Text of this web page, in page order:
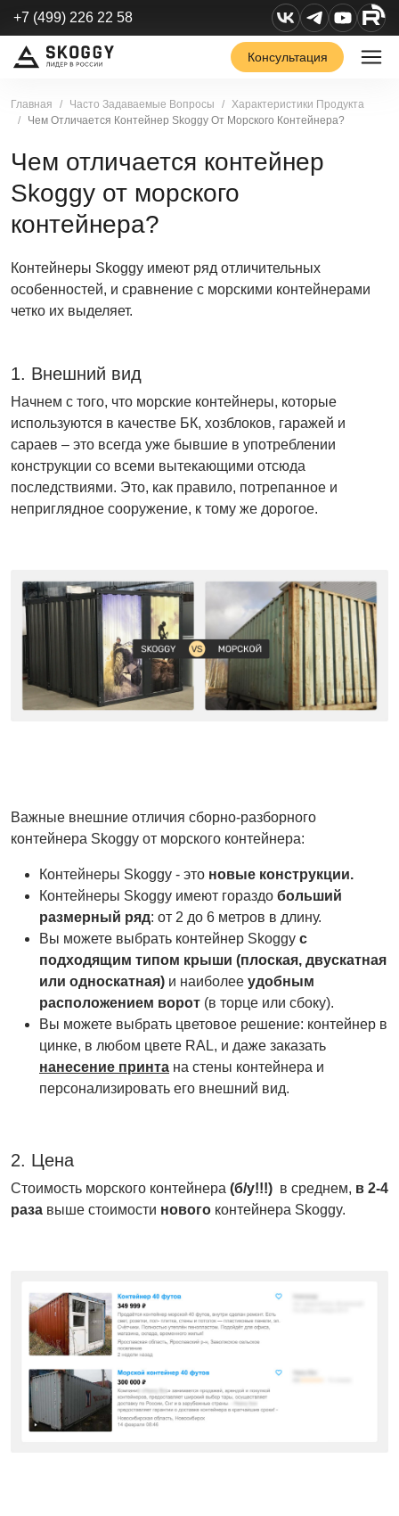
+7 (499) 226 22 58
Консультация
Главная Часто Задаваемые Вопросы
Характеристики Продукта
Чем Отличается Контейнер Skoggy От Морского Контейнера?
Чем отличается контейнер
Skoggy от морского
контейнера?
Контейнеры Skoggy имеют ряд отличительных
особенностей, и сравнение с морскими контейнерами
четко их выделяет.
1. Внешний вид
Начнем с того, что морские контейнеры, которые
используются в качестве БК, хозблоков, гаражей и
сараев – это всегда уже бывшие в употреблении
конструкции со всеми вытекающими отсюда
последствиями. Это, как правило, потрепанное и
неприглядное сооружение, к тому же дорогое.
Важные внешние отличия сборно-разборного
контейнера Skoggy от морского контейнера:
Контейнеры Skoggy - это новые конструкции.
Контейнеры Skoggy имеют гораздо больший
размерный ряд: от 2 до 6 метров в длину.
Вы можете выбрать контейнер Skoggy с
подходящим типом крыши (плоская, двускатная
или односкатная) и наиболее удобным
расположением ворот (в торце или сбоку).
Вы можете выбрать цветовое решение: контейнер в
цинке, в любом цвете RAL, и даже заказать
нанесение принта на стены контейнера и
персонализировать его внешний вид.
2. Цена
Стоимость морского контейнера (б/у!!!) в среднем, в 2-4
раза выше стоимости нового контейнера Skoggy.